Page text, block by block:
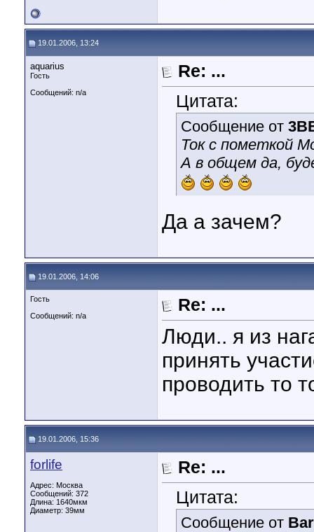
19.01.2006, 13:24
aquarius
Гость
Сообщений: n/a
Re: ...
Цитата:
Сообщение от
Ток с пометкой
А в общем да,
Да а зачем?
19.01.2006, 14:06
Гость
Сообщений: n/a
Re: ...
Люди.. я из
принять
проводить то
19.01.2006, 15:36
forlife
Адрес: Москва
Сообщений: 372
Длина: 1640мкм
Диаметр: 39мм
Re: ...
Цитата:
Сообщение от